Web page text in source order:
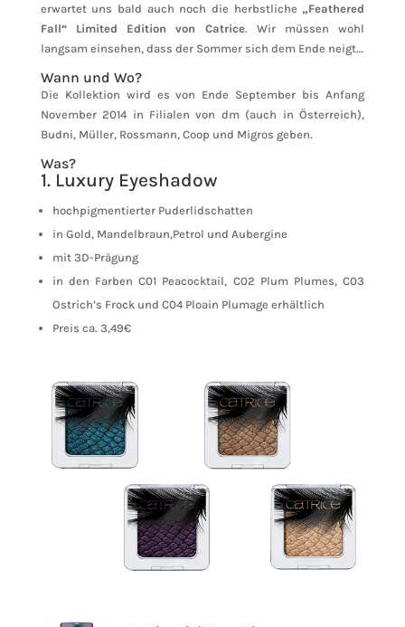
erwartet uns bald auch noch die herbstliche „Feathered
Fall“ Limited Edition von Catrice. Wir müssen wohl
langsam einsehen, dass der Sommer sich dem Ende neigt…
Wann und Wo?
Die Kollektion wird es von Ende September bis Anfang
November 2014 in Filialen von dm (auch in Österreich),
Budni, Müller, Rossmann, Coop und Migros geben.
Was?
1. Luxury Eyeshadow
hochpigmentierter Puderlidschatten
in Gold, Mandelbraun,Petrol und Aubergine
mit 3D-Prägung
in den Farben C01 Peacocktail, C02 Plum Plumes, C03
Ostrich’s Frock und C04 Ploain Plumage erhältlich
Preis ca. 3,49€